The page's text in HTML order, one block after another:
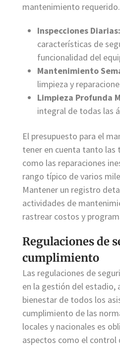
mantenimiento requerido.
Inspecciones Diarias:
características de
funcionalidad del
Mantenimiento
limpieza y
Limpieza Profunda
integral de todas las
El presupuesto para el
tener en cuenta tanto las
como las reparaciones
rango típico de varios
Mantener un registro
actividades de
rastrear costos y
Regulaciones de
cumplimiento
Las regulaciones de
en la gestión del estadio,
bienestar de todos los
cumplimiento de las
locales y nacionales es
aspectos como el